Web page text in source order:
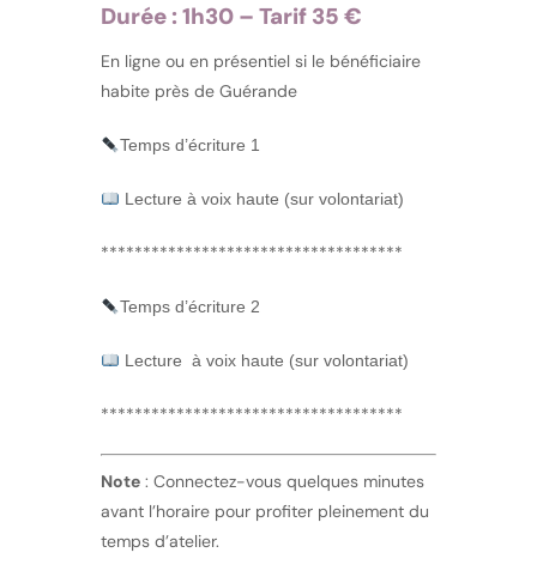
Durée : 1h30 – Tarif 35 €
En ligne ou en présentiel si le bénéficiaire
habite près de Guérande
Temps d’écriture 1
Lecture à voix haute (sur volontariat)
************************************
Temps d’écriture 2
Lecture à voix haute (sur volontariat)
************************************
Note : Connectez-vous quelques minutes
avant l’horaire pour profiter pleinement du
temps d’atelier.